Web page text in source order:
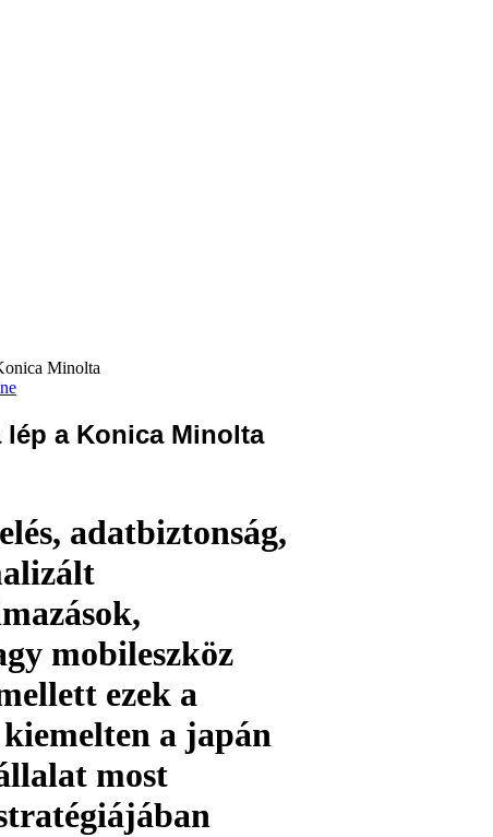
Minolta
a Konica Minolta
adatbiztonság,
mobileszköz
ezek a
a japán
most